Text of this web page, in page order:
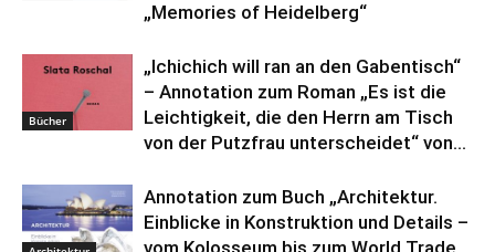
„Memories of Heidelberg“
Bücher
„Ichichich will ran an den Gabentisch“
– Annotation zum Roman „Es ist die
Leichtigkeit, die den Herrn am Tisch
von der Putzfrau unterscheidet“ von...
Annotation zum Buch „Architektur.
Einblicke in Konstruktion und Details –